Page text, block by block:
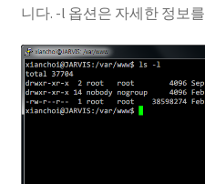
니다. -l 옵션은 자세한 정보